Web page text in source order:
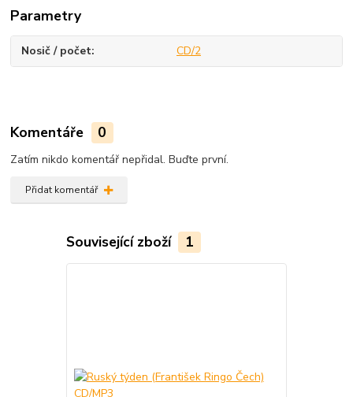
Parametry
Nosič / počet CD/2
Komentáře 0
Zatím nikdo komentář nepřidal. Buďte první.
Přidat komentář
Související zboží 1